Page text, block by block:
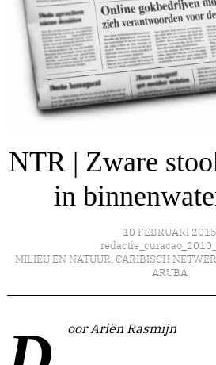
NTR | Zware
in
10 FEBRUARI 2015
MILIEU EN NATUUR, CARIBISCH
ARUBA
Door Ariën Rasmijn